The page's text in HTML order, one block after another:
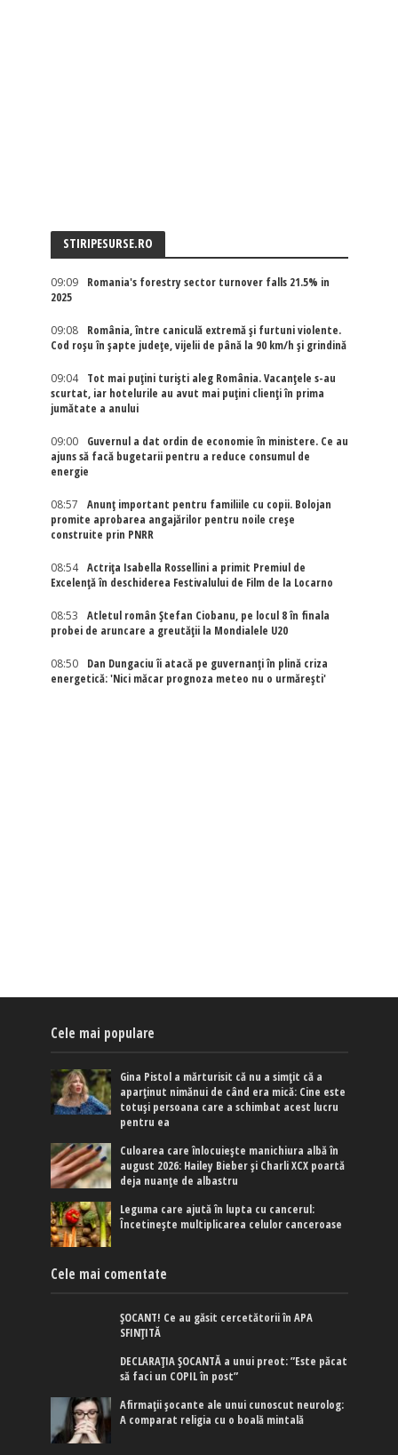
STIRIPESURSE.RO
09:09
Romania's forestry sector turnover falls 21.5% in
2025
09:08
România, între caniculă extremă și furtuni violente.
Cod roșu în șapte județe, vijelii de până la 90 km/h și grindină
09:04
Tot mai puțini turiști aleg România. Vacanțele s-au
scurtat, iar hotelurile au avut mai puțini clienți în prima
jumătate a anului
09:00
Guvernul a dat ordin de economie în ministere. Ce au
ajuns să facă bugetarii pentru a reduce consumul de
energie
08:57
Anunț important pentru familiile cu copii. Bolojan
promite aprobarea angajărilor pentru noile creșe
construite prin PNRR
08:54
Actriţa Isabella Rossellini a primit Premiul de
Excelenţă în deschiderea Festivalului de Film de la Locarno
08:53
Atletul român Ștefan Ciobanu, pe locul 8 în finala
probei de aruncare a greutății la Mondialele U20
08:50
Dan Dungaciu îi atacă pe guvernanți în plină criza
energetică: 'Nici măcar prognoza meteo nu o urmărești'
Cele mai populare
Gina Pistol a mărturisit că nu a simțit că a
aparținut nimănui de când era mică: Cine este
totuși persoana care a schimbat acest lucru
pentru ea
Culoarea care înlocuiește manichiura albă în
august 2026: Hailey Bieber și Charli XCX poartă
deja nuanțe de albastru
Leguma care ajută în lupta cu cancerul:
Încetinește multiplicarea celulor canceroase
Cele mai comentate
ȘOCANT! Ce au găsit cercetătorii în APA
SFINȚITĂ
DECLARAȚIA ȘOCANTĂ a unui preot: ”Este păcat
să faci un COPIL în post”
Afirmaţii şocante ale unui cunoscut neurolog:
A comparat religia cu o boală mintală